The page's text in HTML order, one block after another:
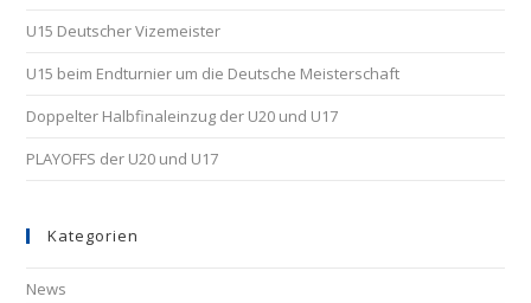
U15 Deutscher Vizemeister
U15 beim Endturnier um die Deutsche Meisterschaft
Doppelter Halbfinaleinzug der U20 und U17
PLAYOFFS der U20 und U17
Kategorien
News